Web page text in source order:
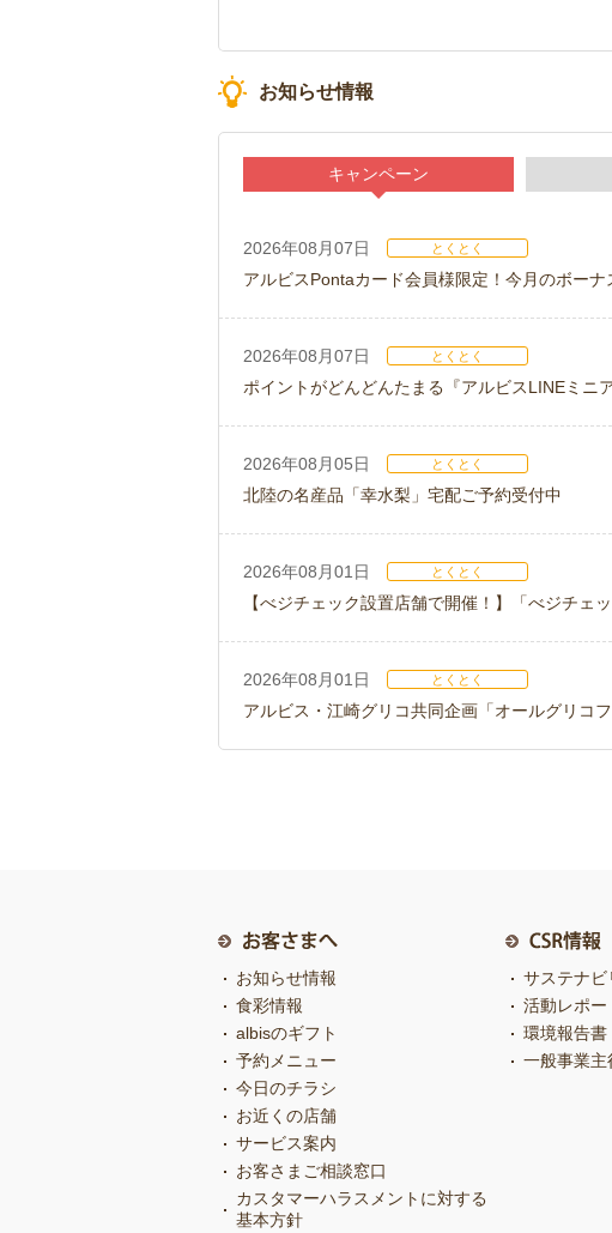
お知らせ情報
キャンペーン
2026年08月07日 とくとく
アルビスPontaカード会員様限定！今月のボー
2026年08月07日 とくとく
ポイントがどんどんたまる『アルビスLINEミニ
2026年08月05日 とくとく
北陸の名産品「幸水梨」宅配ご予約受付中
2026年08月01日 とくとく
【べジチェック設置店舗で開催！】「べジチェ
2026年08月01日 とくとく
アルビス・江崎グリコ共同企画「オールグリコフ
お知らせ情報
食彩情報
albisのギフト
予約メニュー
今日のチラシ
お近くの店舗
サービス案内
お客さまご相談窓口
カスタマーハラスメントに対する
基本方針
サステナビ
活動レポー
環境報告書
一般事業主